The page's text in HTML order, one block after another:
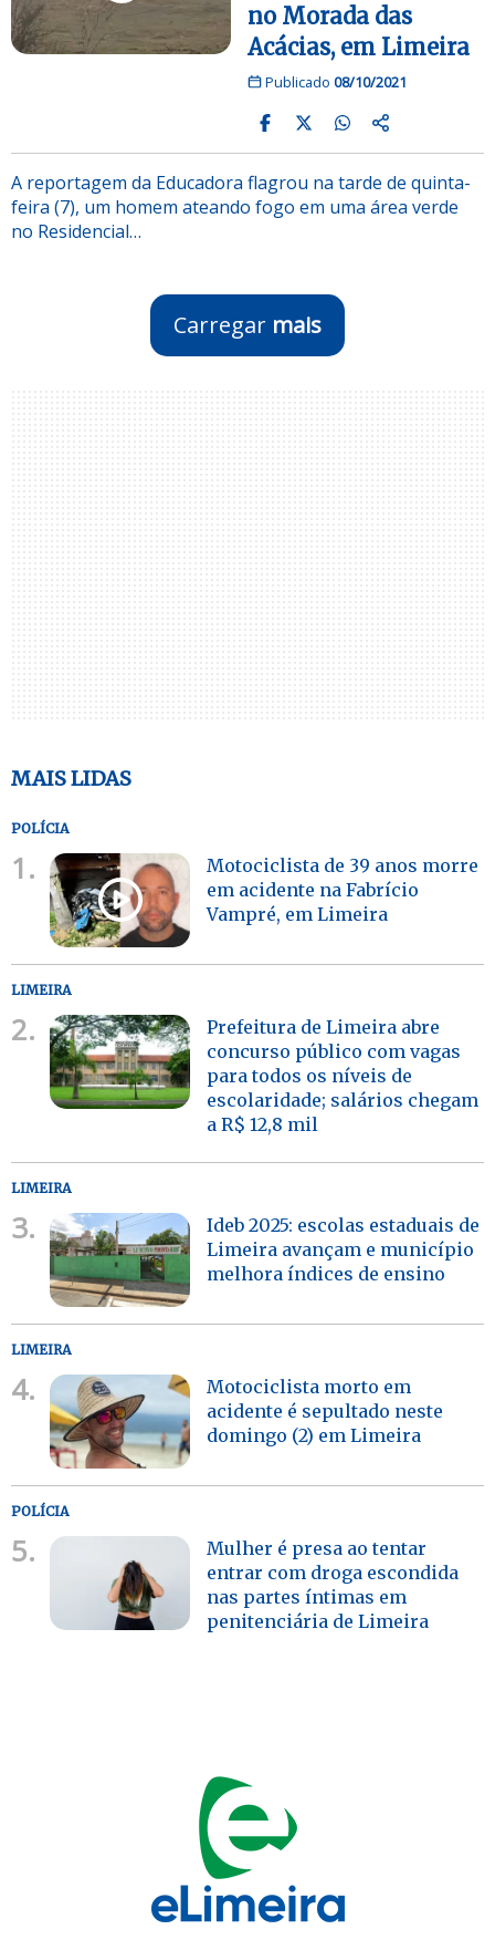
no Morada das
Acácias, em Limeira
Publicado 08/10/2021
A reportagem da Educadora flagrou na tarde de quinta-
feira (7), um homem ateando fogo em uma área verde
no Residencial…
Carregar mais
MAIS LIDAS
POLÍCIA
1.
Motociclista de 39 anos morre
em acidente na Fabrício
Vampré, em Limeira
LIMEIRA
2.
Prefeitura de Limeira abre
concurso público com vagas
para todos os níveis de
escolaridade; salários chegam
a R$ 12,8 mil
LIMEIRA
3.
Ideb 2025: escolas estaduais de
Limeira avançam e município
melhora índices de ensino
LIMEIRA
4.
Motociclista morto em
acidente é sepultado neste
domingo (2) em Limeira
POLÍCIA
5.
Mulher é presa ao tentar
entrar com droga escondida
nas partes íntimas em
penitenciária de Limeira